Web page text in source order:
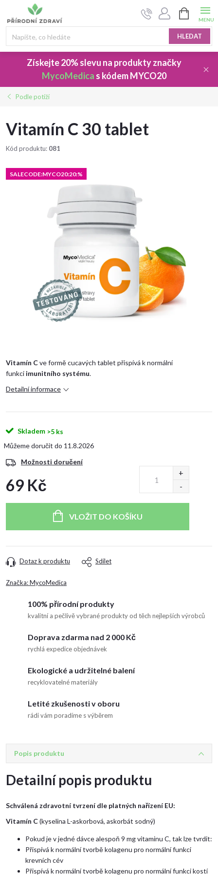
obsah
HLEDAT
KOŠÍK
Získejte 20% slevu na produkty značky
MycoMedica s kódemMYCO20
Podle potíží
Vitamín C 30 tablet
Kód produktu: 081
SALECODE:MYCO20:20:%
Vitamín Cve formě cucavých tablet přispívá k normální
funkci imunitního systému.
Detailní informace
Skladem >5 ks
11.8.2026
Možnosti doručení
69 Kč
VLOŽIT DO KOŠÍKU
Dotaz k produktu Sdílet
Značka:MycoMedica
100% přírodní produkty
kvalitní a pečlivě vybrané produkty od těch nejlepších výrobců
Doprava zdarma nad 2 000 Kč
rychlá expedice objednávek
Ekologické a udržitelné balení
recyklovatelné materiály
Letité zkušenosti v oboru
rádi vám poradíme s výběrem
Popis produktu
Detailní popis produktu
Schválená zdravotní tvrzení dle platných nařízení EU:
Vitamín C(kyselina L-askorbová, askorbát sodný)
Pokud je v jedné dávce alespoň 9 mg vitaminu C, tak lze tvrdit:
Přispívá k normální tvorbě kolagenu pro normální funkci
krevních cév
Přispívá k normální tvorbě kolagenu pro normální funkci kostí